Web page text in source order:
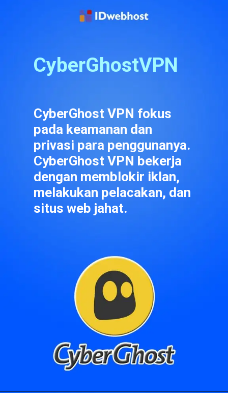
CyberGhostVPN
CyberGhost VPN fokus
pada keamanan dan
privasi para penggunanya.
CyberGhost VPN bekerja
dengan memblokir iklan,
melakukan pelacakan, dan
situs web jahat.